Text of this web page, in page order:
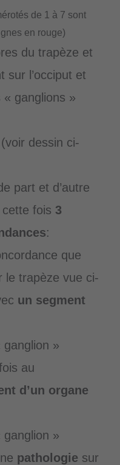
de 1 à 7 sont
en rouge)
du trapèze et
sur l’occiput et
ganglions »
dessin ci-
part et d’autre
fois 3
:
que
le trapèze vue ci-
un segment
ganglion »
au
d’un organe
ganglion »
pathologie sur